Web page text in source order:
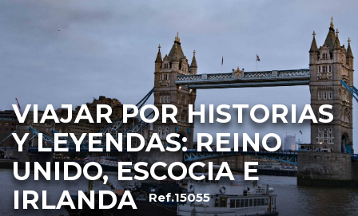
VIAJAR POR HISTORIAS
Y LEYENDAS: REINO
UNIDO, ESCOCIA E
IRLANDA Ref.15055